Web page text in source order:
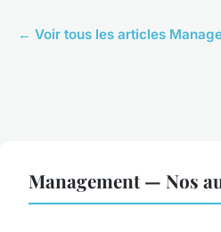
← Voir tous les articles
Management — Nos